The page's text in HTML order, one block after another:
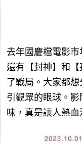
去年國慶檔電影市
還有【封神】和
了戰局。大家都
引觀眾的眼球。
味，真是讓人熱血